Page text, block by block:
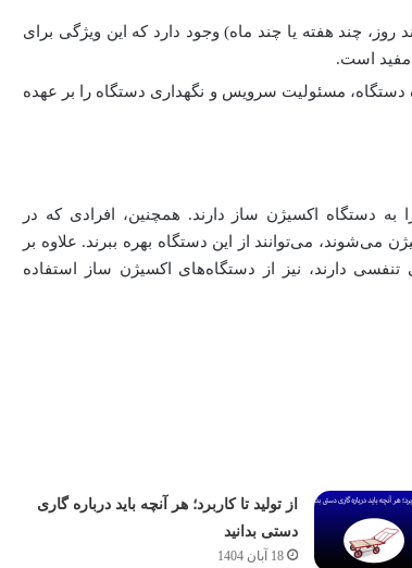
چند هفته یا چند ماه) وجود دارد که این ویژگی برای
مفید است.
دستگاه، مسئولیت سرویس و نگهداری دستگاه را بر عهده
به دستگاه اکسیژن ساز دارند. همچنین، افرادی که در
می‌شوند، می‌توانند از این دستگاه بهره ببرند. علاوه بر
دارند، نیز از دستگاه‌های اکسیژن ساز استفاده
از تولید تا کاربرد؛ هر آنچه باید درباره گاری
دستی بدانید
18 آبان 1404